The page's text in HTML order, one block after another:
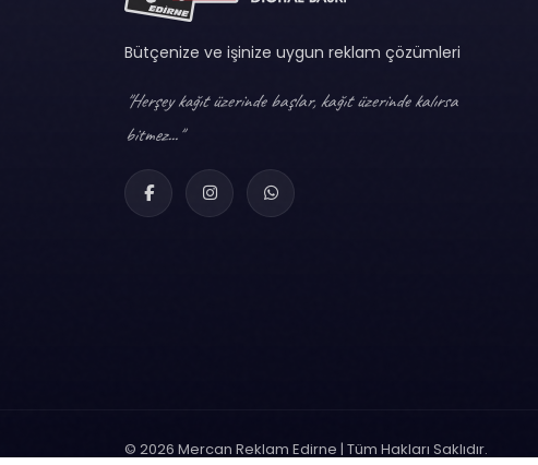
Bütçenize ve işinize uygun reklam çözümleri
"Herşey kağıt üzerinde başlar, kağıt üzerinde kalırsa
bitmez..."
© 2026 Mercan Reklam Edirne | Tüm Hakları Saklıdır.